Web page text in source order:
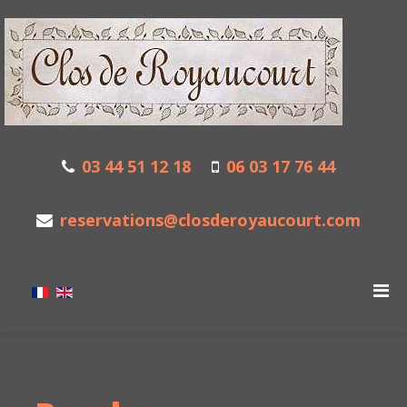
03 44 51 12 18 06 03 17 76 44
reservations@closderoyaucourt.com